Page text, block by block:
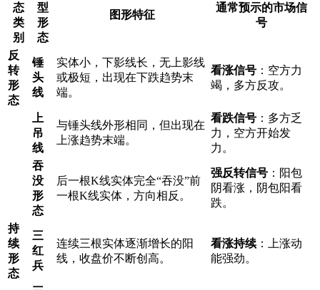
态
类
别
型
形
态
图形特征
通常预示的市场信
号
反
转
形
态
锤
头
线
实体小，下影线长，无上影线
或极短，出现在下跌趋势末
端。
看涨信号 ：空方力
竭，多方反攻。
上
吊
线
与锤头线外形相同，但出现在
上涨趋势末端。
看跌信号 ：多方乏
力，空方开始发
力。
吞
没
形
态
后一根K线实体完全“吞没”前
一根K线实体，方向相反。
强反转信号 ：阳包
阴看涨，阴包阳看
跌。
持
续
形
态
三
红
兵
连续三根实体逐渐增长的阳
线，收盘价不断创高。
看涨持续：上涨动
能强劲。